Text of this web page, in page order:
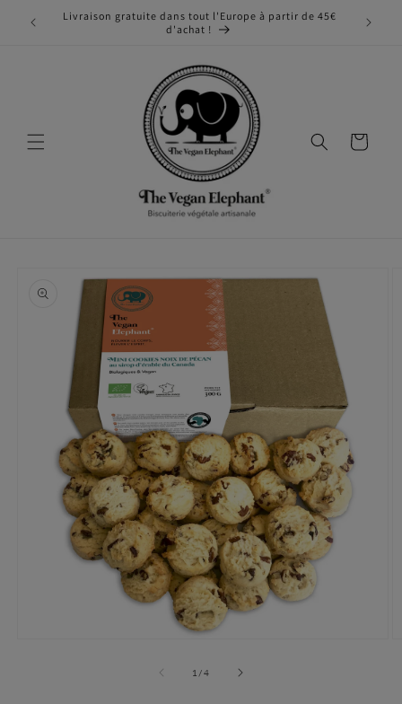
passerLivraison gratuite dans tout l'Europe à partir de 45€
d'achat !
Panier
informations
produits
1 /de
4